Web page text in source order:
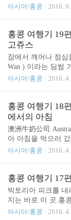
해서 갑니다. 원래
저가항공이였지만,
방법은, 올 때는 기
습니다.교통카드가
장이 되는데..
이리저리 돌아다녔
랑으로 BLT Burger
당초 리뷰를 생각하
사진이라던지 어떤
지 않습니다 ㅠㅠ두
인상깊습니다.가격
았네요.양도 물론 좋
꼬치 하지만 브루
진 것 역시 사실입
아시아/홍콩 2016.
홍콩 여행기 19
고쥬스
잠에서 깨어나 점
Wan ) 이라는 딤썸
않은 스타일.여기도
일 쇼핑의 시간이
다.난 젤리같은거
니깐.. 하버시티 (
니다.
년 1월 28일에서 2
아시아/홍콩 2016.
홍콩 여행기 18
에서의 아침
澳洲牛奶公司
아 아침을 먹으러
숙박했었다면, 질릴
는 겸상은 기본이다
때로는 순서도 상관
의 사람들이 먼저
난다면, 뒤에 온
는 식이 많다.물론
아시아/홍콩 2016.
홍콩 여행기 17
빅토리아 피크를 내
지는 바로 이 곳.홍
House ) 라는 곳 이
아시아/홍콩 2016.